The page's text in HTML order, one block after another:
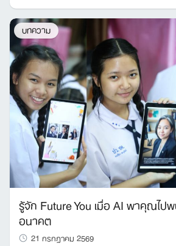
บทความ
รู้จัก Future You เมื่อ AI พาคุณไป
อนาคต
21 กรกฎาคม 2569